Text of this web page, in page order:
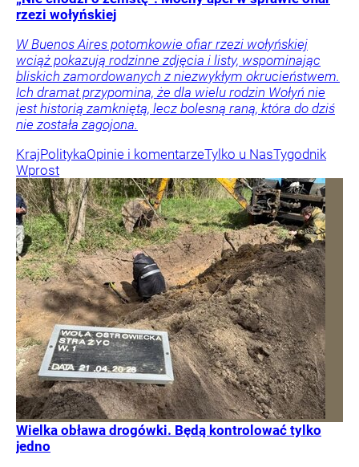
rzezi wołyńskiej
W Buenos Aires potomkowie ofiar rzezi wołyńskiej
wciąż pokazują rodzinne zdjęcia i listy, wspominając
bliskich zamordowanych z niezwykłym okrucieństwem.
Ich dramat przypomina, że dla wielu rodzin Wołyń nie
jest historią zamkniętą, lecz bolesną raną, która do dziś
nie została zagojona.
KrajPolitykaOpinie i komentarzeTylko u NasTygodnik
Wprost
Wielka obława drogówki. Będą kontrolować tylko
jedno